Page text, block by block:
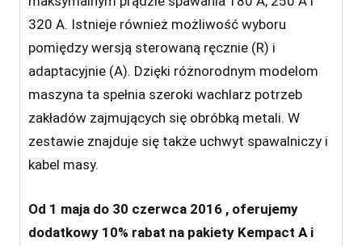
320 A. Istnieje również możliwość wyboru
pomiędzy wersją sterowaną ręcznie (R) i
adaptacyjnie (A). Dzięki różnorodnym modelom
maszyna ta spełnia szeroki wachlarz potrzeb
zakładów zajmujących się obróbką metali. W
zestawie znajduje się także uchwyt spawalniczy i
kabel masy.
Od 1 maja do 30 czerwca 2016 , oferujemy
dodatkowy 10% rabat na pakiety Kempact A i